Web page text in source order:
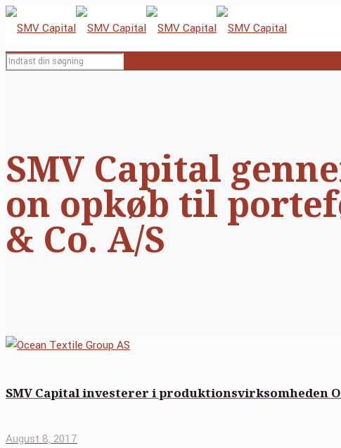
SMV Capital
on opkøb til
& Co. A/S
SMV Capital investerer i produktionsvirksomheden
August 8, 2017